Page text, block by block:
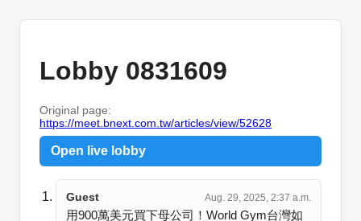
Lobby 0831609
Original page:
https://meet.bnext.com.tw/articles/view/52628
Open live lobby
Guest Aug. 29, 2025, 2:37 a.m.
用900萬美元買下母公司！World Gym台灣如